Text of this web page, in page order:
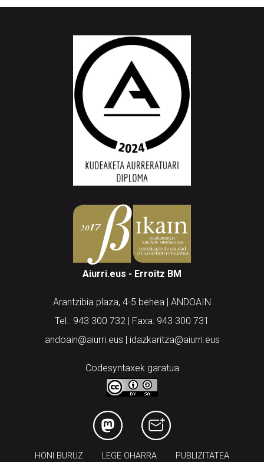
Aiurri.eus - Erroitz BM
Arantzibia plaza, 4-5 behea | ANDOAIN
Tel.: 943 300 732 | Faxa: 943 300 731
andoain@aiurri.eus | idazkaritza@aiurri.eus
Codesyntaxek garatua
HONI BURUZ LEGE OHARRA PUBLIZITATEA